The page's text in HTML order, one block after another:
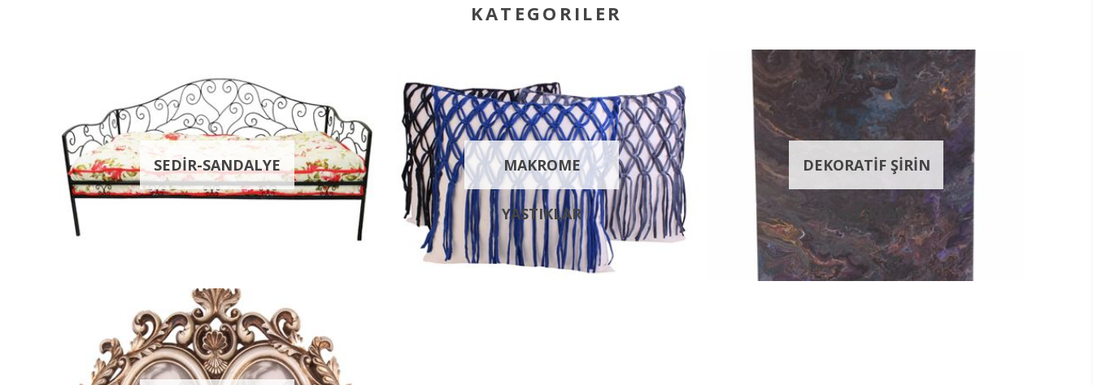
KATEGORILER
SEDİR-SANDALYE MAKROME
YASTIKLAR
DEKORATİF ŞİRİN
YASTIKLAR